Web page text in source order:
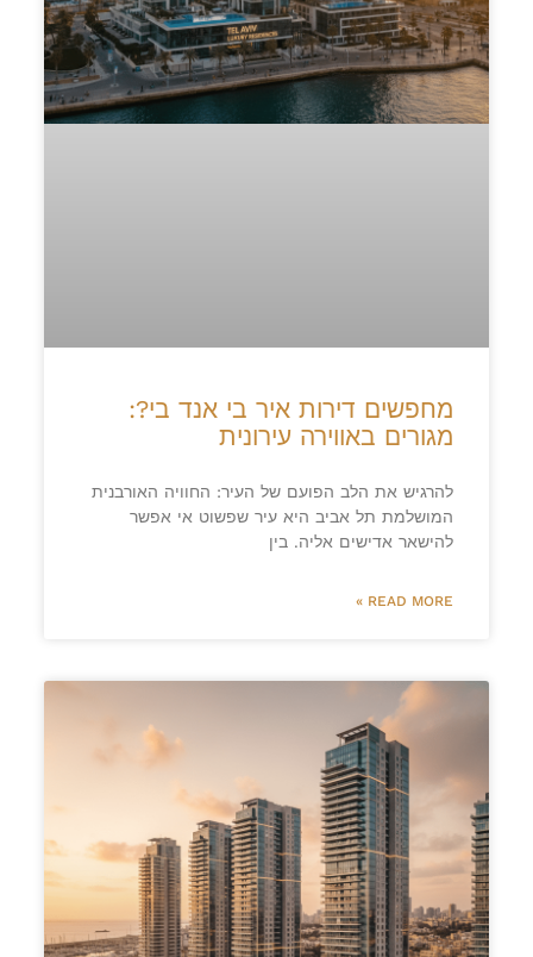
מחפשים דירות איר בי אנד בי?:
מגורים באווירה עירונית
להרגיש את הלב הפועם של העיר: החוויה האורבנית
המושלמת תל אביב היא עיר שפשוט אי אפשר
להישאר אדישים אליה. בין
READ MORE »